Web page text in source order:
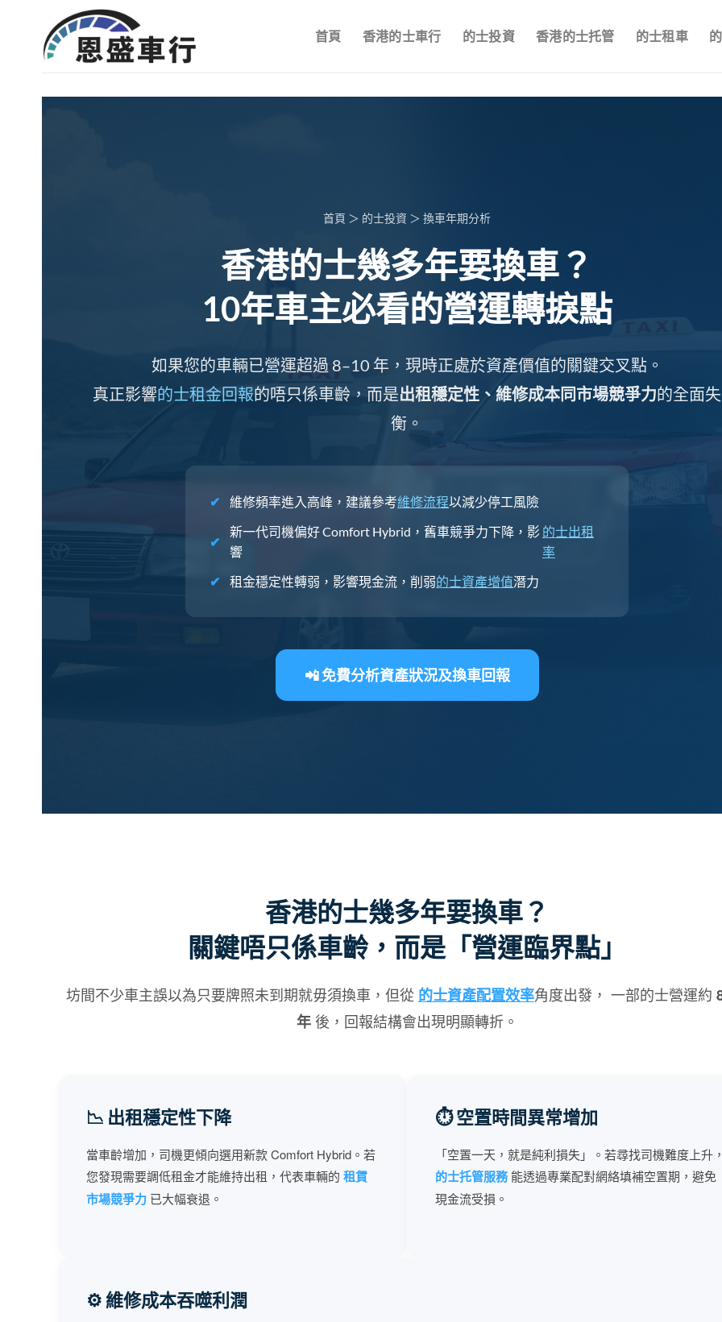
首頁 香港的士車行 的士投資 香港的士托管 的士租車
首頁 ＞ 的士投資 ＞ 換車年期分析
香港的士幾多年要換車？
10年車主必看的營運轉捩點
如果您的車輛已營運超過 8–10 年，現時正處於資產價值的關鍵交叉點。
真正影響的士租金回報的唔只係車齡，而是出租穩定性、維修成本同市場競爭力的全面失
衡。
維修頻率進入高峰，建議參考維修流程以減少停工風險
新一代司機偏好 Comfort Hybrid，舊車競爭力下降，影
響
的士出租
率
租金穩定性轉弱，影響現金流，削弱的士資產增值潛力
📲 免費分析資產狀況及換車回報
香港的士幾多年要換車？
關鍵唔只係車齡，而是「營運臨界點」
坊間不少車主誤以為只要牌照未到期就毋須換車，但從 的士資產配置效率角度出發， 一部的士營運約
年後，回報結構會出現明顯轉折。
📉 出租穩定性下降
當車齡增加，司機更傾向選用新款 Comfort Hybrid。若
您發現需要調低租金才能維持出租，代表車輛的 租賃
市場競爭力 已大幅衰退。
⏱ 空置時間異常增加
「空置一天，就是純利損失」。若尋找司機難度上升
的士托管服務能透過專業配對網絡填補空置期，避免
現金流受損。
⚙️ 維修成本吞噬利潤